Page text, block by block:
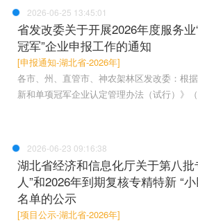
2026-06-25 13:45:01
省发改委关于开展2026年度服务业
冠军”企业申报工作的通知
[申报通知-湖北省-2026年]
各市、州、直管市、神农架林区发改委：根
新和单项冠军企业认定管理办法（试行）》
2026-06-23 09:16:38
湖北省经济和信息化厅关于第八批
人”和2026年到期复核专精特新 “
名单的公示
[项目公示-湖北省-2026年]